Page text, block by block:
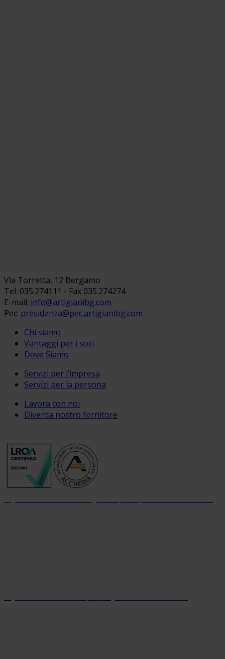
Via Torretta, 12 Bergamo
Tel. 035.274111 - Fax 035.274274
E-mail: info@artigianibg.com
Pec: presidenza@pec.artigianibg.com
Chi siamo
Vantaggi per i soci
Dove Siamo
Servizi per l’impresa
Servizi per la persona
Lavora con noi
Diventa nostro fornitore